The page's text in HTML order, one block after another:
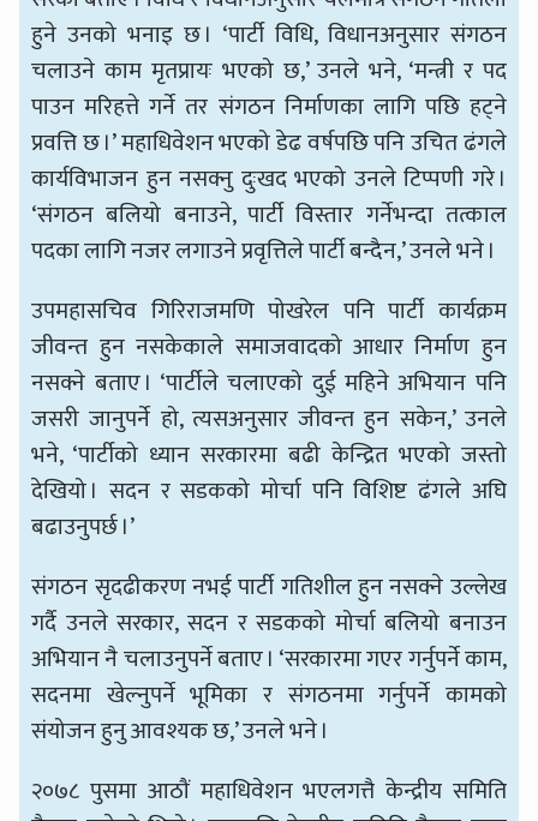
हुने उनको भनाइ छ । ‘पार्टी विधि, विधानअनुसार संगठन
चलाउने काम मृतप्रायः भएको छ,’ उनले भने, ‘मन्त्री र पद
पाउन मरिहत्ते गर्ने तर संगठन निर्माणका लागि पछि हट्ने
प्रवत्ति छ ।’ महाधिवेशन भएको डेढ वर्षपछि पनि उचित ढंगले
कार्यविभाजन हुन नसक्नु दुःखद भएको उनले टिप्पणी गरे ।
‘संगठन बलियो बनाउने, पार्टी विस्तार गर्नेभन्दा तत्काल
पदका लागि नजर लगाउने प्रवृत्तिले पार्टी बन्दैन,’ उनले भने ।
उपमहासचिव गिरिराजमणि पोखरेल पनि पार्टी कार्यक्रम
जीवन्त हुन नसकेकाले समाजवादको आधार निर्माण हुन
नसक्ने बताए । ‘पार्टीले चलाएको दुई महिने अभियान पनि
जसरी जानुपर्ने हो, त्यसअनुसार जीवन्त हुन सकेन,’ उनले
भने, ‘पार्टीको ध्यान सरकारमा बढी केन्द्रित भएको जस्तो
देखियो । सदन र सडकको मोर्चा पनि विशिष्ट ढंगले अघि
बढाउनुपर्छ ।’
संगठन सृदढीकरण नभई पार्टी गतिशील हुन नसक्ने उल्लेख
गर्दै उनले सरकार, सदन र सडकको मोर्चा बलियो बनाउन
अभियान नै चलाउनुपर्ने बताए । ‘सरकारमा गएर गर्नुपर्ने काम,
सदनमा खेल्नुपर्ने भूमिका र संगठनमा गर्नुपर्ने कामको
संयोजन हुनु आवश्यक छ,’ उनले भने ।
२०७८ पुसमा आठौं महाधिवेशन भएलगत्तै केन्द्रीय समिति